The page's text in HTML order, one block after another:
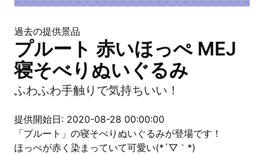
過去の提供景品
プルート 赤いほっぺ MEJ
寝そべりぬいぐるみ
ふわふわ手触りで気持ちいい！
提供開始日: 2020-08-28 00:00:00
「プルート」の寝そべりぬいぐるみが登場です！
ほっぺが赤く染まっていて可愛い(*´▽｀*)